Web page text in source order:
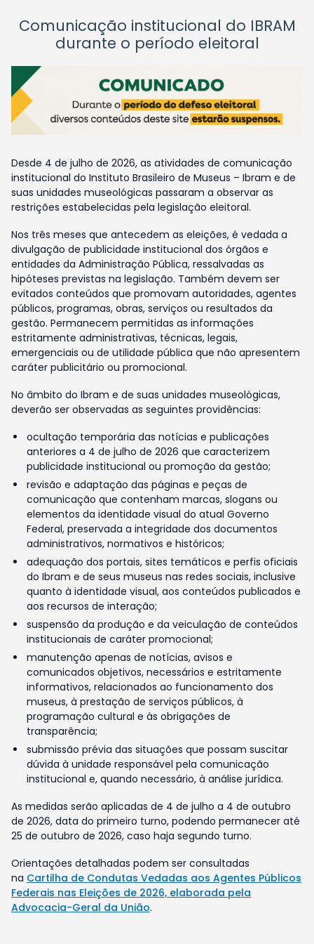
Comunicação institucional do IBRAM
durante o período eleitoral
Desde 4 de julho de 2026, as atividades de comunicação
institucional do Instituto Brasileiro de Museus – Ibram e de
suas unidades museológicas passaram a observar as
restrições estabelecidas pela legislação eleitoral.
Nos três meses que antecedem as eleições, é vedada a
divulgação de publicidade institucional dos órgãos e
entidades da Administração Pública, ressalvadas as
hipóteses previstas na legislação. Também devem ser
evitados conteúdos que promovam autoridades, agentes
públicos, programas, obras, serviços ou resultados da
gestão. Permanecem permitidas as informações
estritamente administrativas, técnicas, legais,
emergenciais ou de utilidade pública que não apresentem
caráter publicitário ou promocional.
No âmbito do Ibram e de suas unidades museológicas,
deverão ser observadas as seguintes providências:
ocultação temporária das notícias e publicações
anteriores a 4 de julho de 2026 que caracterizem
publicidade institucional ou promoção da gestão;
revisão e adaptação das páginas e peças de
comunicação que contenham marcas, slogans ou
elementos da identidade visual do atual Governo
Federal, preservada a integridade dos documentos
administrativos, normativos e históricos;
adequação dos portais, sites temáticos e perfis oficiais
do Ibram e de seus museus nas redes sociais, inclusive
quanto à identidade visual, aos conteúdos publicados e
aos recursos de interação;
suspensão da produção e da veiculação de conteúdos
institucionais de caráter promocional;
manutenção apenas de notícias, avisos e
comunicados objetivos, necessários e estritamente
informativos, relacionados ao funcionamento dos
museus, à prestação de serviços públicos, à
programação cultural e às obrigações de
transparência;
submissão prévia das situações que possam suscitar
dúvida à unidade responsável pela comunicação
institucional e, quando necessário, à análise jurídica.
As medidas serão aplicadas de 4 de julho a 4 de outubro
de 2026, data do primeiro turno, podendo permanecer até
25 de outubro de 2026, caso haja segundo turno.
Orientações detalhadas podem ser consultadas
na Cartilha de Condutas Vedadas aos Agentes Públicos
Federais nas Eleições de 2026, elaborada pela
Advocacia-Geral da União.